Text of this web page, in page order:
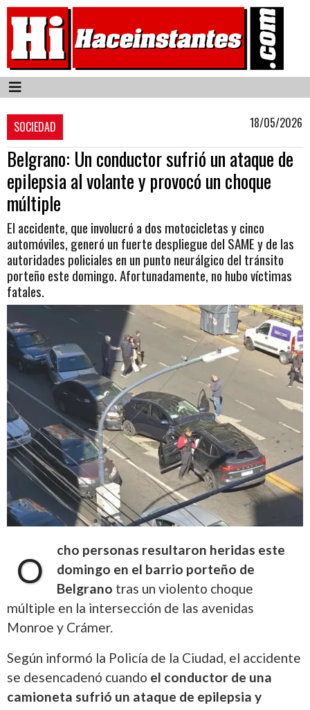
SOCIEDAD 18/05/2026
Belgrano: Un conductor sufrió un ataque de
epilepsia al volante y provocó un choque
múltiple
El accidente, que involucró a dos motocicletas y cinco
automóviles, generó un fuerte despliegue del SAME y de las
autoridades policiales en un punto neurálgico del tránsito
porteño este domingo. Afortunadamente, no hubo víctimas
fatales.
O
cho personas resultaron heridas este
domingo en el barrio porteño de
Belgrano tras un violento choque
múltiple en la intersección de las avenidas
Monroe y Crámer.
Según informó la Policía de la Ciudad, el accidente
se desencadenó cuando el conductor de una
camioneta sufrió un ataque de epilepsia y